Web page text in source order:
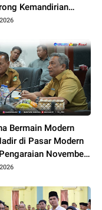
Kemandirian
Bermain Modern
di Pasar Modern
November